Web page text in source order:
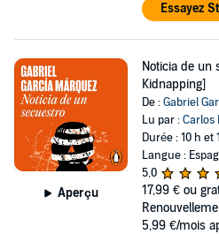
Essayez
Aperçu
Noticia de un
Kidnapping]
De :Gabriel
Lu par :Carlos
Durée : 10 h et
Langue :
5,0
17,99 € ou
5,99 €/mois